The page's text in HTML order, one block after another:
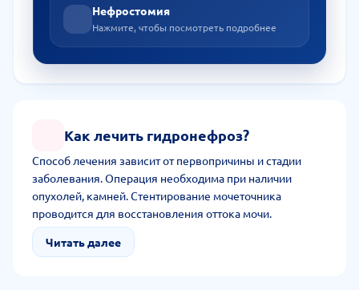
Нефростомия
Нажмите, чтобы посмотреть подробнее
Как лечить гидронефроз?
Способ лечения зависит от первопричины и стадии
заболевания. Операция необходима при наличии
опухолей, камней. Стентирование мочеточника
проводится для восстановления оттока мочи.
Нефростомия делается при необратимой
непроходимости мочеточника. К консервативной
Читать далее